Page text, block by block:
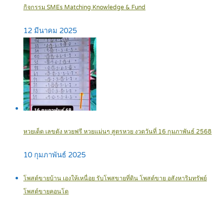
กิจกรรม SMEs Matching Knowledge & Fund
12 มีนาคม 2025
หวยเด็ด เลขดัง หวยฟรี หวยแม่นๆ สูตรหวย งวดวันที่ 16 กุมภาพันธ์ 2568
10 กุมภาพันธ์ 2025
โพสต์ขายบ้าน เองให้เหนื่อย รับโพสขายที่ดิน โพสต์ขาย อสังหาริมทรัพย์
โพสต์ขายคอนโด